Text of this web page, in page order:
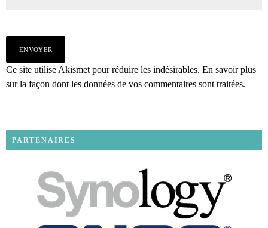
Ce site utilise Akismet pour réduire les indésirables. En savoir plus
sur la façon dont les données de vos commentaires sont traitées.
PARTENAIRES